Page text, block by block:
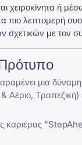
χειροκίνητα ή
πιο λεπτομερή
σχετικών με τον
μια δύναμη
Αέριο, Τραπεζική)
καριέρας "